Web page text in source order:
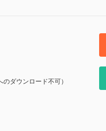
のダウンロード不可）